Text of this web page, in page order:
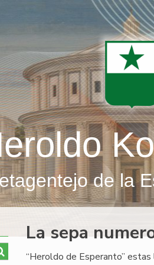
de la
La sepa
“Heroldo de Esperanto”